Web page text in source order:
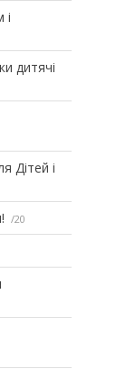
і
дитячі
Дітей і
20